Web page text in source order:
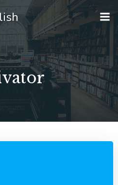
Перейти
к
содержимому